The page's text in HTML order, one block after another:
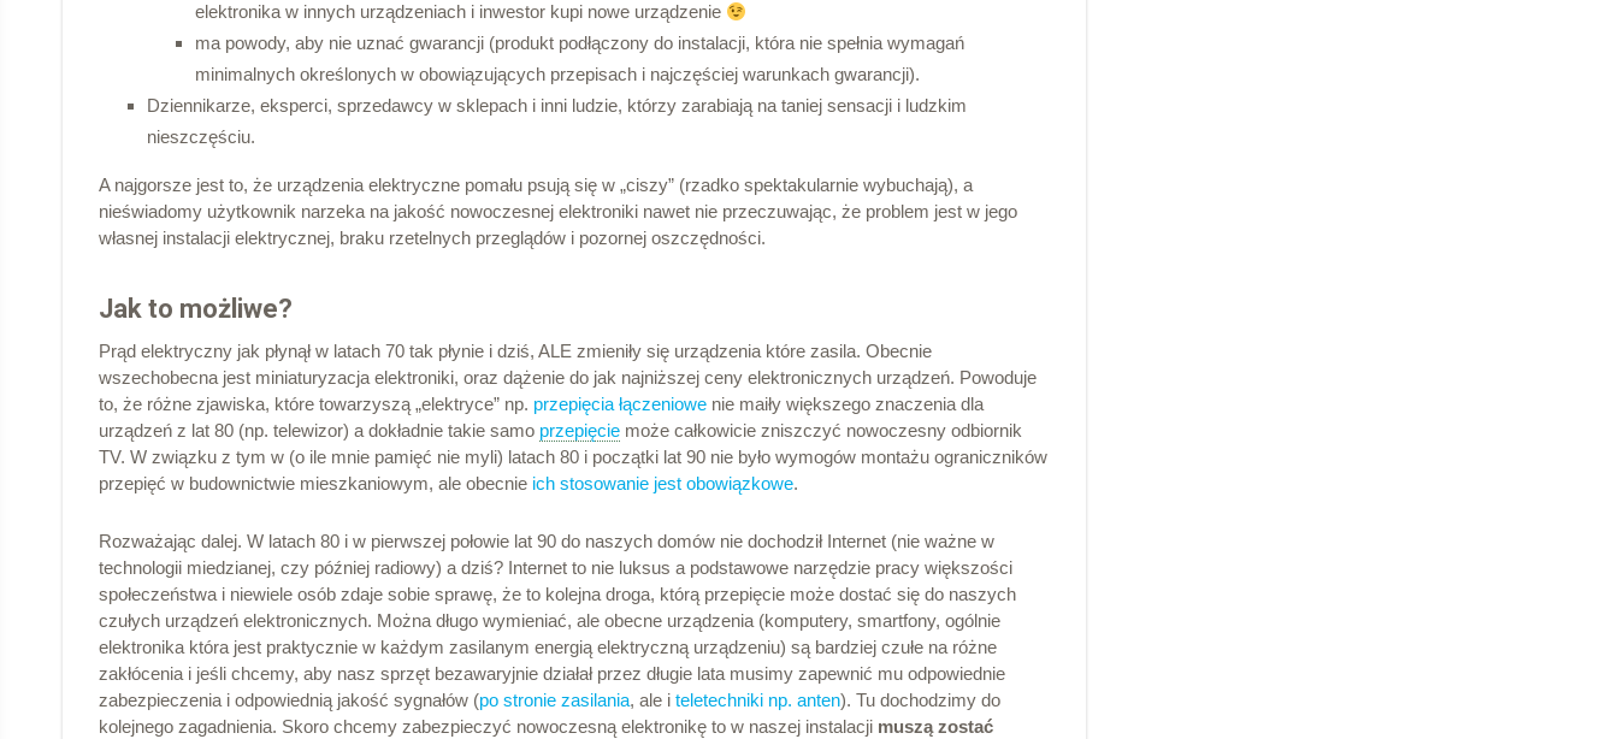
elektronika w innych urządzeniach i inwestor kupi nowe urządzenie
ma powody, aby nie uznać gwarancji (produkt podłączony do instalacji, która nie spełnia wymagań
minimalnych określonych w obowiązujących przepisach i najczęściej warunkach gwarancji).
Dziennikarze, eksperci, sprzedawcy w sklepach i inni ludzie, którzy zarabiają na taniej sensacji i ludzkim
nieszczęściu.
A najgorsze jest to, że urządzenia elektryczne pomału psują się w „ciszy” (rzadko spektakularnie wybuchają), a
nieświadomy użytkownik narzeka na jakość nowoczesnej elektroniki nawet nie przeczuwając, że problem jest w jego
własnej instalacji elektrycznej, braku rzetelnych przeglądów i pozornej oszczędności.
Jak to możliwe?
Prąd elektryczny jak płynął w latach 70 tak płynie i dziś, ALE zmieniły się urządzenia które zasila. Obecnie
wszechobecna jest miniaturyzacja elektroniki, oraz dążenie do jak najniższej ceny elektronicznych urządzeń. Powoduje
to, że różne zjawiska, które towarzyszą „elektryce” np. przepięcia łączeniowe nie maiły większego znaczenia dla
urządzeń z lat 80 (np. telewizor) a dokładnie takie samo przepięcie może całkowicie zniszczyć nowoczesny odbiornik
TV. W związku z tym w (o ile mnie pamięć nie myli) latach 80 i początki lat 90 nie było wymogów montażu ograniczników
przepięć w budownictwie mieszkaniowym, ale obecnie ich stosowanie jest obowiązkowe.
Rozważając dalej. W latach 80 i w pierwszej połowie lat 90 do naszych domów nie dochodził Internet (nie ważne w
technologii miedzianej, czy później radiowy) a dziś? Internet to nie luksus a podstawowe narzędzie pracy większości
społeczeństwa i niewiele osób zdaje sobie sprawę, że to kolejna droga, którą przepięcie może dostać się do naszych
czułych urządzeń elektronicznych. Można długo wymieniać, ale obecne urządzenia (komputery, smartfony, ogólnie
elektronika która jest praktycznie w każdym zasilanym energią elektryczną urządzeniu) są bardziej czułe na różne
zakłócenia i jeśli chcemy, aby nasz sprzęt bezawaryjnie działał przez długie lata musimy zapewnić mu odpowiednie
zabezpieczenia i odpowiednią jakość sygnałów (po stronie zasilania, ale i teletechniki np. anten). Tu dochodzimy do
kolejnego zagadnienia. Skoro chcemy zabezpieczyć nowoczesną elektronikę to w naszej instalacji muszą zostać